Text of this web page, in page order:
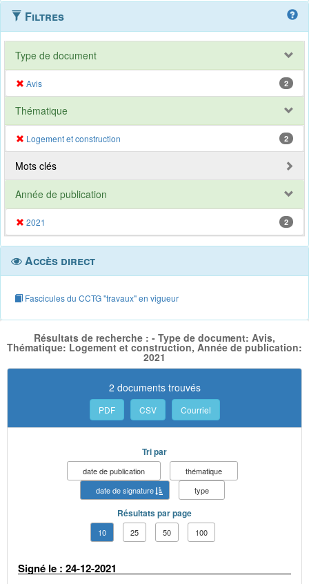
Filtres
Type de document
Avis 2
Thématique
Logement et construction 2
Mots clés
Année de publication
2021 2
Accès direct
Fascicules du CCTG "travaux" en vigueur
Résultats de recherche : - Type de document: Avis,
Thématique: Logement et construction, Année de publication:
2021
2 documents trouvés
PDF CSV Courriel
Tri par
date de publication
thématique
date de signature
type
Résultats par page
10 25 50 100
Signé le : 24-12-2021